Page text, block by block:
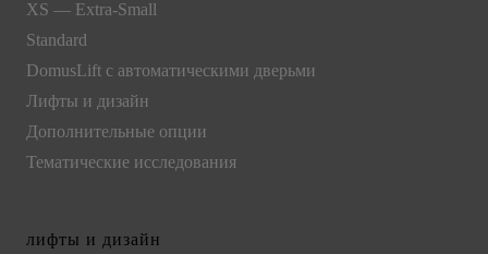
XS — Extra-Small
Standard
DomusLift c автоматическими дверьми
Лифты и дизайн
Дополнительные опции
Тематические исследования
лифты и дизайн